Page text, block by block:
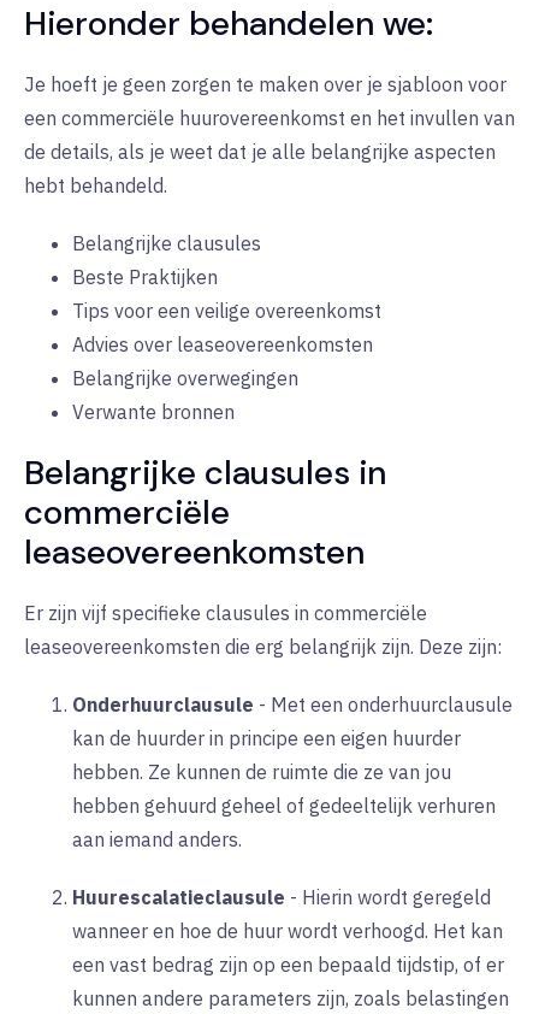
Hieronder behandelen we:
Je hoeft je geen zorgen te maken over je sjabloon voor
een commerciële huurovereenkomst en het invullen van
de details, als je weet dat je alle belangrijke aspecten
hebt behandeld.
Belangrijke clausules
Beste Praktijken
Tips voor een veilige overeenkomst
Advies over leaseovereenkomsten
Belangrijke overwegingen
Verwante bronnen
Belangrijke clausules in
commerciële
leaseovereenkomsten
Er zijn vijf specifieke clausules in commerciële
leaseovereenkomsten die erg belangrijk zijn. Deze zijn:
Onderhuurclausule - Met een onderhuurclausule
kan de huurder in principe een eigen huurder
hebben. Ze kunnen de ruimte die ze van jou
hebben gehuurd geheel of gedeeltelijk verhuren
aan iemand anders.
Huurescalatieclausule - Hierin wordt geregeld
wanneer en hoe de huur wordt verhoogd. Het kan
een vast bedrag zijn op een bepaald tijdstip, of er
kunnen andere parameters zijn, zoals belastingen